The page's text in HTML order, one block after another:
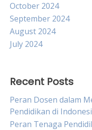
October 2024
September 2024
August 2024
July 2024
Recent Posts
Peran Dosen dalam
Pendidikan di
Peran Tenaga